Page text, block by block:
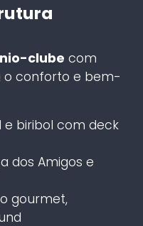
clube com
o conforto e bem-
e biribol com deck
dos Amigos e
gourmet,